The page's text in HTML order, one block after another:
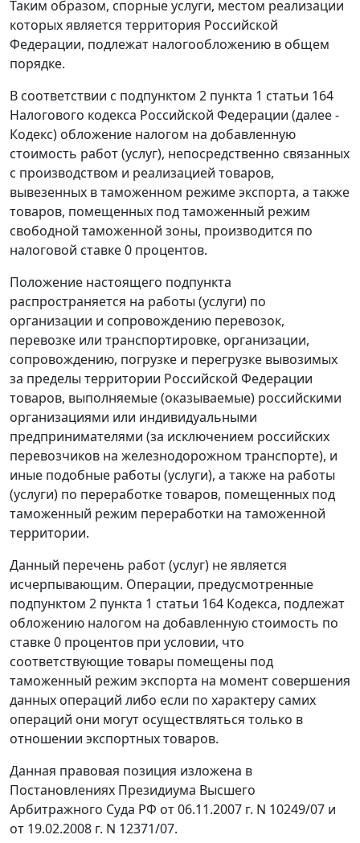
Таким образом, спорные услуги, местом реализации
которых является территория Российской
Федерации, подлежат налогообложению в общем
порядке.
В соответствии с подпунктом 2 пункта 1 статьи 164
Налогового кодекса Российской Федерации (далее -
Кодекс) обложение налогом на добавленную
стоимость работ (услуг), непосредственно связанных
с производством и реализацией товаров,
вывезенных в таможенном режиме экспорта, а также
товаров, помещенных под таможенный режим
свободной таможенной зоны, производится по
налоговой ставке 0 процентов.
Положение настоящего подпункта
распространяется на работы (услуги) по
организации и сопровождению перевозок,
перевозке или транспортировке, организации,
сопровождению, погрузке и перегрузке вывозимых
за пределы территории Российской Федерации
товаров, выполняемые (оказываемые) российскими
организациями или индивидуальными
предпринимателями (за исключением российских
перевозчиков на железнодорожном транспорте), и
иные подобные работы (услуги), а также на работы
(услуги) по переработке товаров, помещенных под
таможенный режим переработки на таможенной
территории.
Данный перечень работ (услуг) не является
исчерпывающим. Операции, предусмотренные
подпунктом 2 пункта 1 статьи 164 Кодекса, подлежат
обложению налогом на добавленную стоимость по
ставке 0 процентов при условии, что
соответствующие товары помещены под
таможенный режим экспорта на момент совершения
данных операций либо если по характеру самих
операций они могут осуществляться только в
отношении экспортных товаров.
Данная правовая позиция изложена в
Постановлениях Президиума Высшего
Арбитражного Суда РФ от 06.11.2007 г. N 10249/07 и
от 19.02.2008 г. N 12371/07.